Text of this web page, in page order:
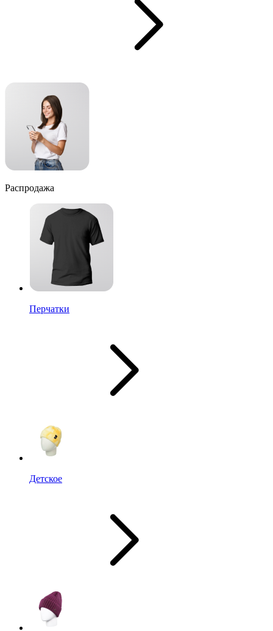
Распродажа
Перчатки
Детское